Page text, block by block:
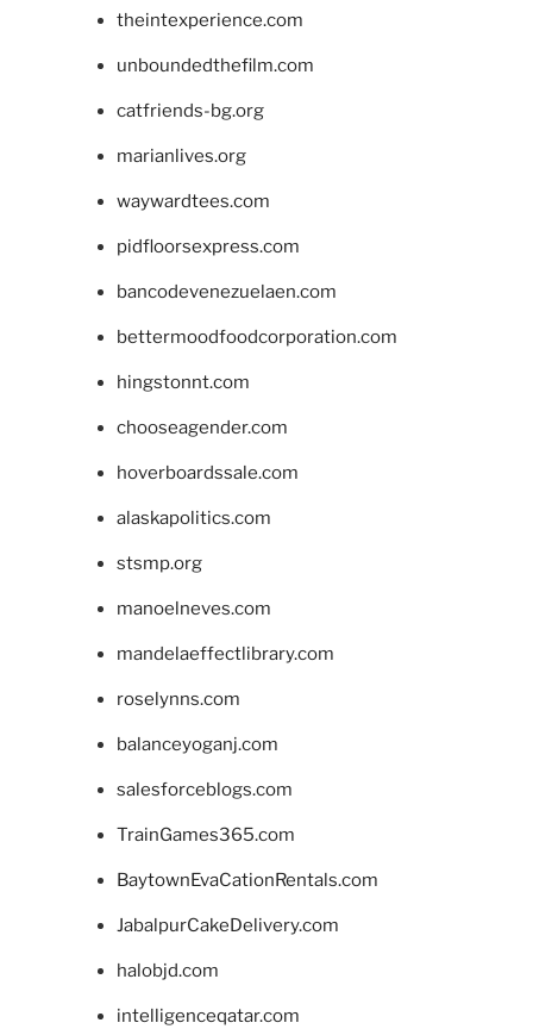
theintexperience.com
unboundedthefilm.com
catfriends-bg.org
marianlives.org
waywardtees.com
pidfloorsexpress.com
bancodevenezuelaen.com
bettermoodfoodcorporation.com
hingstonnt.com
chooseagender.com
hoverboardssale.com
alaskapolitics.com
stsmp.org
manoelneves.com
mandelaeffectlibrary.com
roselynns.com
balanceyoganj.com
salesforceblogs.com
TrainGames365.com
BaytownEvaCationRentals.com
JabalpurCakeDelivery.com
halobjd.com
intelligenceqatar.com